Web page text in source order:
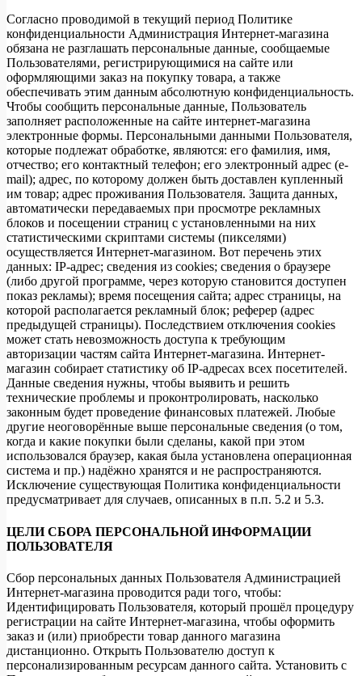
Согласно проводимой в текущий период Политике
конфиденциальности Администрация Интернет-магазина
обязана не разглашать персональные данные, сообщаемые
Пользователями, регистрирующимися на сайте или
оформляющими заказ на покупку товара, а также
обеспечивать этим данным абсолютную конфиденциальность.
Чтобы сообщить персональные данные, Пользователь
заполняет расположенные на сайте интернет-магазина
электронные формы. Персональными данными Пользователя,
которые подлежат обработке, являются: его фамилия, имя,
отчество; его контактный телефон; его электронный адрес (e-
mail); адрес, по которому должен быть доставлен купленный
им товар; адрес проживания Пользователя. Защита данных,
автоматически передаваемых при просмотре рекламных
блоков и посещении страниц с установленными на них
статистическими скриптами системы (пикселями)
осуществляется Интернет-магазином. Вот перечень этих
данных: IP-адрес; сведения из cookies; сведения о браузере
(либо другой программе, через которую становится доступен
показ рекламы); время посещения сайта; адрес страницы, на
которой располагается рекламный блок; реферер (адрес
предыдущей страницы). Последствием отключения cookies
может стать невозможность доступа к требующим
авторизации частям сайта Интернет-магазина. Интернет-
магазин собирает статистику об IP-адресах всех посетителей.
Данные сведения нужны, чтобы выявить и решить
технические проблемы и проконтролировать, насколько
законным будет проведение финансовых платежей. Любые
другие неоговорённые выше персональные сведения (о том,
когда и какие покупки были сделаны, какой при этом
использовался браузер, какая была установлена операционная
система и пр.) надёжно хранятся и не распространяются.
Исключение существующая Политика конфиденциальности
предусматривает для случаев, описанных в п.п. 5.2 и 5.3.
ЦЕЛИ СБОРА ПЕРСОНАЛЬНОЙ ИНФОРМАЦИИ
ПОЛЬЗОВАТЕЛЯ
Сбор персональных данных Пользователя Администрацией
Интернет-магазина проводится ради того, чтобы:
Идентифицировать Пользователя, который прошёл процедуру
регистрации на сайте Интернет-магазина, чтобы оформить
заказ и (или) приобрести товар данного магазина
дистанционно. Открыть Пользователю доступ к
персонализированным ресурсам данного сайта. Установить с